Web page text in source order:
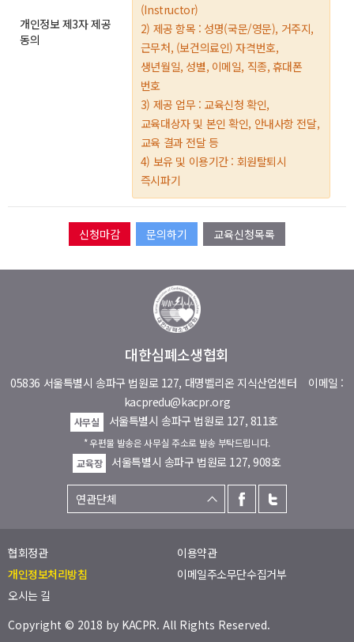
개인정보 제3자 제공
동의
(Instructor)
2) 제공 항목 : 성명(국문/영문), 거주지,
근무처, (보건의료인) 자격번호,
생년월일, 성별, 이메일, 직종, 휴대폰
번호
3) 제공 업무 : 교육신청 확인,
교육대상자 및 본인 확인, 안내사항 전달,
교육 결과 전달 등
4) 보유 및 이용기간 : 회원탈퇴시
즉시파기
문의하기 교육신청목록
대한심폐소생협회
05836 서울특별시 송파구 법원로 127, 대명벨리온 지식산업센터 이메일 :
kacpredu@kacpr.org
사무실 서울특별시 송파구 법원로 127, 811호
* 우편물 발송은 사무실 주소로 발송 부탁드립니다.
교육장
서울특별시 송파구 법원로 127, 908호
협회정관
이용약관
개인정보처리방침
이메일주소무단수집거부
오시는 길
Copyright © 2018 by KACPR. All Rights Reserved.